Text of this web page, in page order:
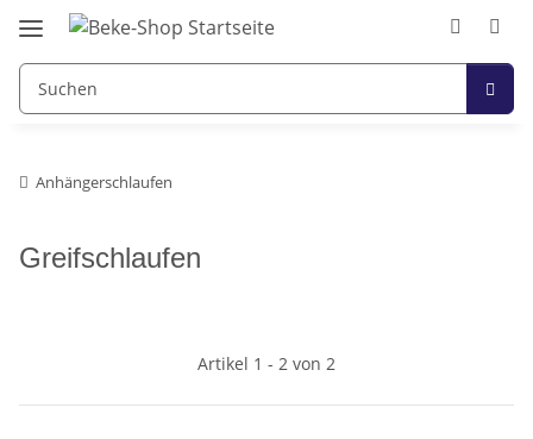
Anhängerschlaufen
Greifschlaufen
Artikel 1 - 2 von 2